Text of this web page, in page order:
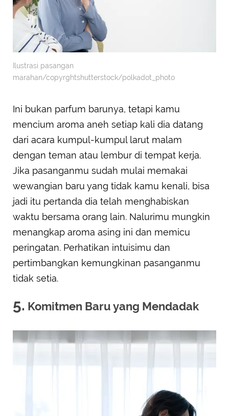
Ilustrasi pasangan
marahan/copyrghtshutterstock/polkadot_photo
Ini bukan parfum barunya, tetapi kamu
mencium aroma aneh setiap kali dia datang
dari acara kumpul-kumpul larut malam
dengan teman atau lembur di tempat kerja.
Jika pasanganmu sudah mulai memakai
wewangian baru yang tidak kamu kenali, bisa
jadi itu pertanda dia telah menghabiskan
waktu bersama orang lain. Nalurimu mungkin
menangkap aroma asing ini dan memicu
peringatan. Perhatikan intuisimu dan
pertimbangkan kemungkinan pasanganmu
tidak setia.
5. Komitmen Baru yang Mendadak